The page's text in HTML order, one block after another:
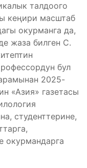
талдоого
кеңири масштаб
окурманга да,
жаза билген С.
бул
2025-
«Азия» газетасы
студенттерине,
окурмандарга